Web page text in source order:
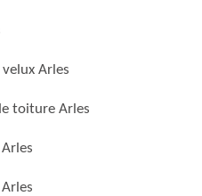
Arles
toiture Arles